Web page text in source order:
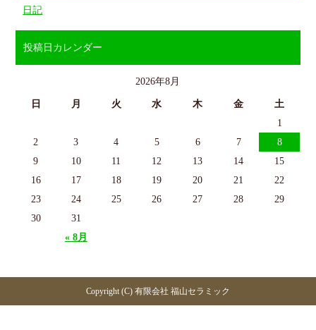
日記
投稿日カレンダー
2026年8月
日 月 火 水 木 金 土
« 8月
1
2
3 4 5 6 7
8
9
10 11 12 13 14
15
16
17 18 19 20 21
22
23
24 25 26 27 28
29
30
31
Copyright (C) 有限会社 福山セラミック